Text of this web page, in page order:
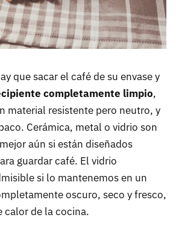
que sacar el café de su envase y
completamente limpio,
material resistente pero neutro, y
Cerámica, metal o vidrio son
aún si están diseñados
guardar café. El vidrio
si lo mantenemos en un
oscuro, seco y fresco,
calor de la cocina.